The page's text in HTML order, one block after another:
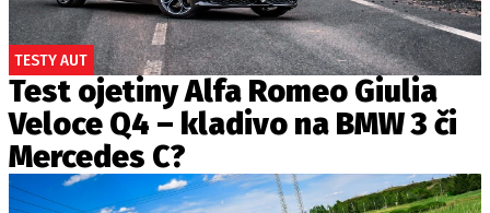
TESTY AUT
Test ojetiny Alfa Romeo Giulia
Veloce Q4 – kladivo na BMW 3 či
Mercedes C?